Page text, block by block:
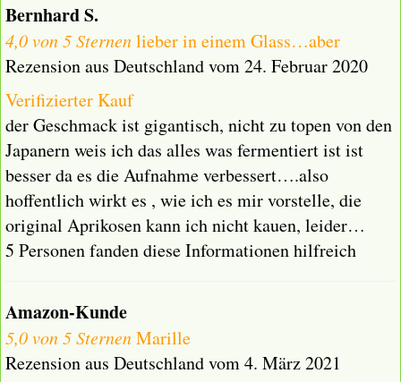
Bernhard S.
4,0 von 5 Sternenlieber in einem Glass…aber
Rezension aus Deutschland vom 24. Februar 2020
Verifizierter Kauf
der Geschmack ist gigantisch, nicht zu topen von den
Japanern weis ich das alles was fermentiert ist ist
besser da es die Aufnahme verbessert….also
hoffentlich wirkt es , wie ich es mir vorstelle, die
original Aprikosen kann ich nicht kauen, leider…
5 Personen fanden diese Informationen hilfreich
Amazon-Kunde
5,0 von 5 SternenMarille
Rezension aus Deutschland vom 4. März 2021